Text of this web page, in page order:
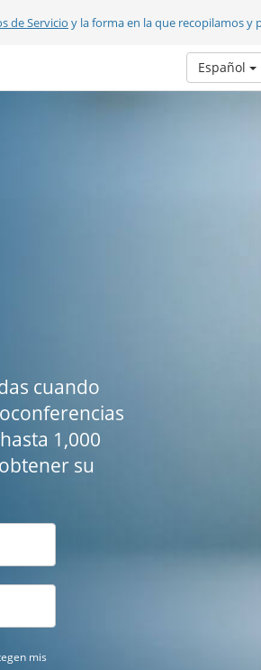
de Servicio y la forma en la que recopilamos y
Español
cuando
1,000
su
mis